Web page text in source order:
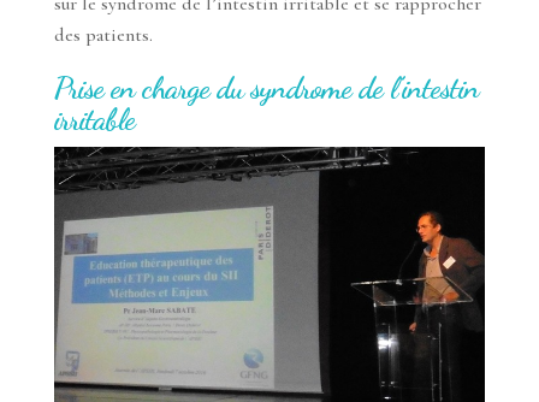
des patients.
Prise en charge du syndrome de l’intestin
irritable